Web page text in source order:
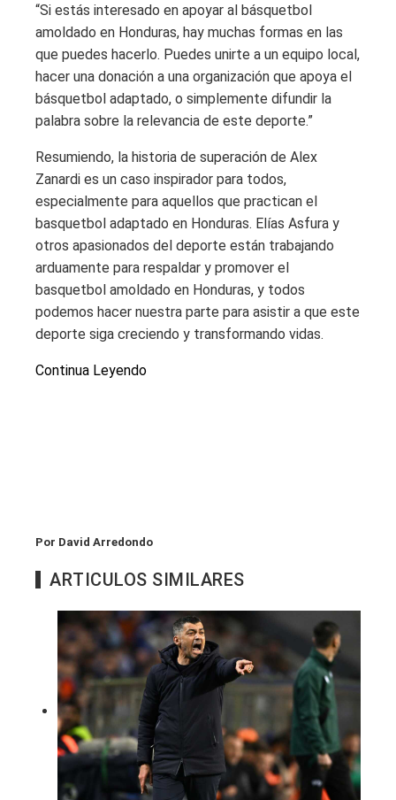
“Si estás interesado en apoyar al básquetbol
amoldado en Honduras, hay muchas formas en las
que puedes hacerlo. Puedes unirte a un equipo local,
hacer una donación a una organización que apoya el
básquetbol adaptado, o simplemente difundir la
palabra sobre la relevancia de este deporte.”
Resumiendo, la historia de superación de Alex
Zanardi es un caso inspirador para todos,
especialmente para aquellos que practican el
basquetbol adaptado en Honduras. Elías Asfura y
otros apasionados del deporte están trabajando
arduamente para respaldar y promover el
basquetbol amoldado en Honduras, y todos
podemos hacer nuestra parte para asistir a que este
deporte siga creciendo y transformando vidas.
Continua Leyendo
Por David Arredondo
ARTICULOS SIMILARES